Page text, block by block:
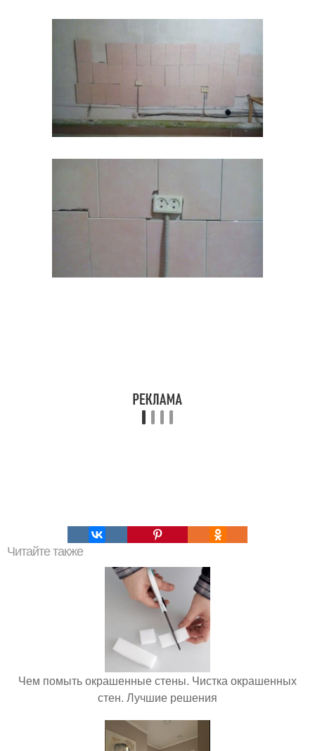
Читайте также
Чем помыть окрашенные стены. Чистка окрашенных
стен. Лучшие решения